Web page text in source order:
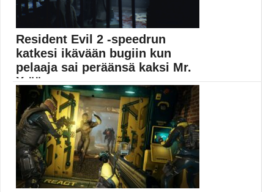
Resident Evil 2 -speedrun
katkesi ikävään bugiin kun
pelaaja sai peräänsä kaksi Mr.
X:ää
Mr. X eli toiselta nimeltään Tyrant lienee yksi...
Pelit